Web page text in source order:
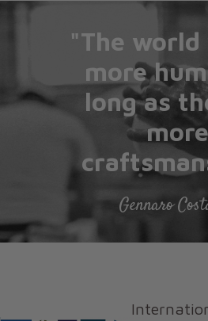
"The
more
long as
more
Gennaro